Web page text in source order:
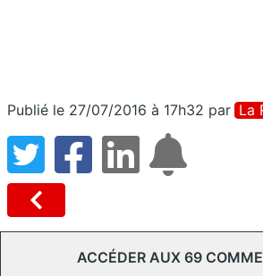
Publié le 27/07/2016 à 17h32 par La
ACCÉDER AUX 69